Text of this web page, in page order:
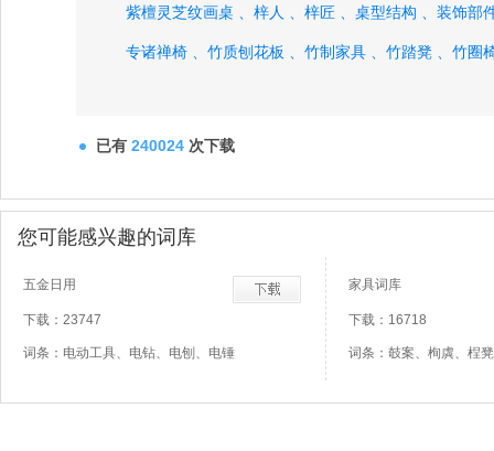
紫檀灵芝纹画桌 、 梓人 、 梓匠 、 桌型结构 、 装饰部
专诸禅椅 、 竹质刨花板 、 竹制家具 、 竹踏凳 、 竹圈
已有 240024 次下载
您可能感兴趣的词库
五金日用
下载：23747
词条：电动工具、电钻、电刨、电锤
家具词库
下载：16718
词条：攲案、栒虡、桯